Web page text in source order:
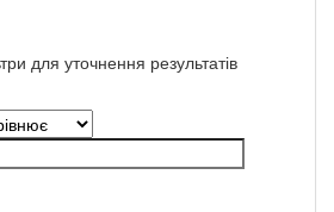
для уточнення результатів